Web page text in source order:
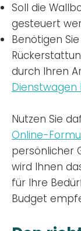
Soll die
gesteuert
Benötigen
durch Ihren
Dienstwagen
Nutzen Sie
Online-
persönlicher
wird Ihnen
für Ihre
Budget